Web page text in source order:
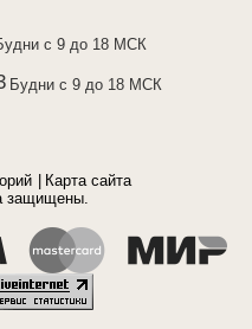
с 9 до 18 МСК
Будни с 9 до 18 МСК
Карта сайта
защищены.